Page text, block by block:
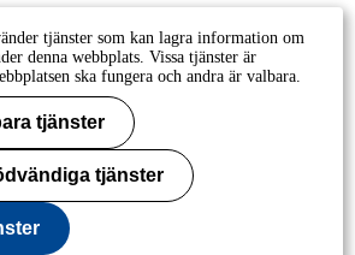
tjänster som kan lagra information om
denna webbplats. Vissa tjänster är
ska fungera och andra är valbara.
tjänster
tjänster